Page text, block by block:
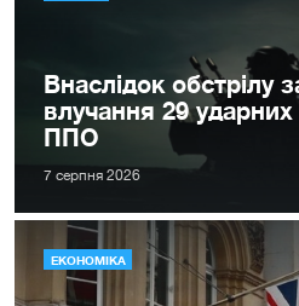
Внаслідок обстрілу
влучання 29
ППО
7 серпня 2026
ЕКОНОМІКА